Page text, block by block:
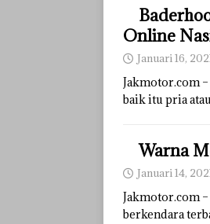
Online
Januari 16,
Jakmotor.com –
baik itu pria
Warna
Januari 14,
Jakmotor.com
berkendara